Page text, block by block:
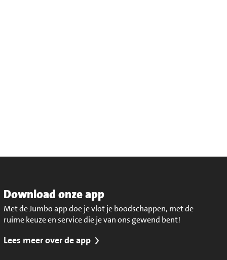
Download onze app
Met de Jumbo app doe je vlot je boodschappen, met de
ruime keuze en service die je van ons gewend bent!
Lees meer over de app